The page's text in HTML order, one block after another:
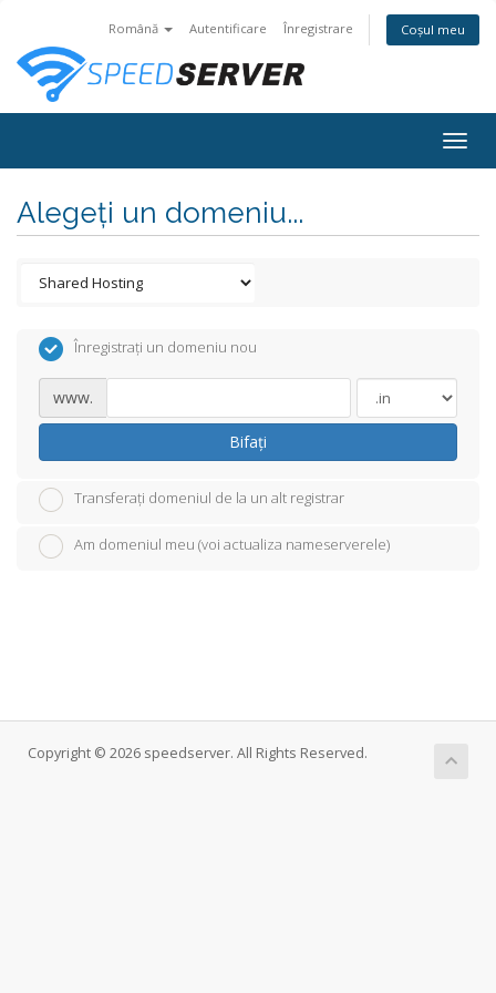
Română Autentificare Înregistrare Coșul meu
Alegeți un domeniu...
Înregistrați un domeniu nou
www.
Bifați
Transferați domeniul de la un alt registrar
Am domeniul meu (voi actualiza nameserverele)
Copyright © 2026 speedserver. All Rights Reserved.